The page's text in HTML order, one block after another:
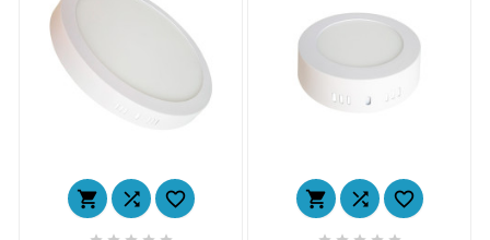
     